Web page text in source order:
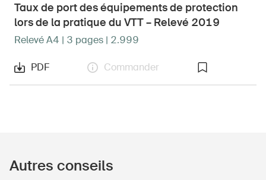
Taux de port des équipements de protection
lors de la pratique du VTT – Relevé 2019
Relevé A4 | 3 pages | 2.999
PDF Commander
Autres conseils